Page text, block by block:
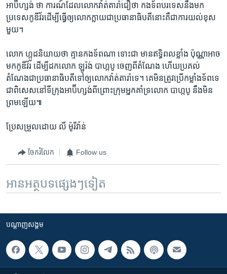
អាប៊ីហ្សង់​ ថា​ ការណ៍​ដែល​លោកវ៉ាត់តារ៉ា​ជឿ​ថា​ កងទ័ព​បរទេស​នឹង​មក​
ប្រទេស​កូឌីវ័រ​ដើម្បី​ធ្វើ​ឲ្យ​លោក​ក្លាយ​ជា​ប្រធានាធិបតី​នោះ​គឺ​ជា​ការយល់​ខុស​
មួយ។
លោក ហ្កូដ​និយាយ​ថា​ គ្មាន​កងទ័ព​ណា​ ទោះជា​ មាន​ឥទ្ធិពល​ខ្លាំង​ ប៉ុណ្ណា​អាច​
មក​កូឌីវ័រ​ ដើម្បី​ដក​លោក​ ឡូរ៉ង់​ បាហ្កបូ​ ចេញ​ពី​តំណែង​ ហើយ​ប្រគល់​
តំណែង​ជា​ប្រធានាធិបតី​ទៅ​ឲ្យ​លោក​វ៉ាត់តារ៉ា​ទេ។​ គេ​មិន​ត្រូវ​ប្រើ​កម្លាំងទ័ព​ទេ​
ជាពិសេស​នៅ​ទីក្រុងអាប៊ីហ្សង់​ពីព្រោះ​ក្រុម​អ្នកគាំទ្រ​លោក​ បាហ្កបូ​ នឹង​មិន​
ព្រម​ឡើយ៕
ប្រែសម្រួល​ដោយ​ លី ម៉ូរីវ៉ាន់
ចែករំលែក Follow us
អានអត្ថបទផ្សេងៗទៀត
បណ្តាញ​សង្គម